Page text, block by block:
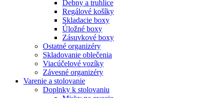
Debny a truhlice
Regálové košíky
Skladacie boxy
Úložné boxy
Zásuvkové boxy
Ostatné organizéry
Skladovanie oblečenia
Viacúčelové vozíky
Závesné organizéry
Varenie a stolovanie
Doplnky k stolovaniu